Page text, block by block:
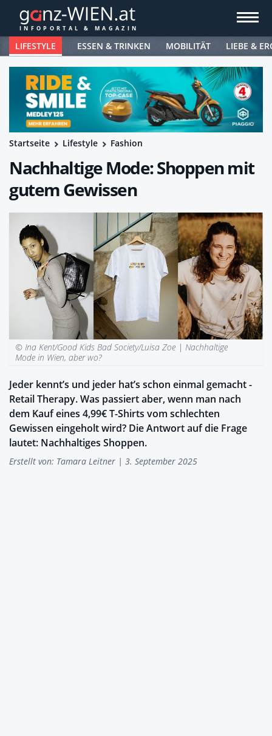
LIFESTYLE ESSEN & TRINKEN MOBILITÄT LIEBE &
Startseite Lifestyle Fashion
Nachhaltige Mode: Shoppen mit
gutem Gewissen
© Ina Kent/Good Kids Bad Society/Luisa Zoe | Nachhaltige
Mode in Wien, aber wo?
Jeder kennt’s und jeder hat’s schon einmal gemacht -
Retail Therapy. Was passiert aber, wenn man nach
dem Kauf eines 4,99€ T-Shirts vom schlechten
Gewissen eingeholt wird? Die Antwort auf die Frage
lautet: Nachhaltiges Shoppen.
Erstellt von: Tamara Leitner | 3. September 2025